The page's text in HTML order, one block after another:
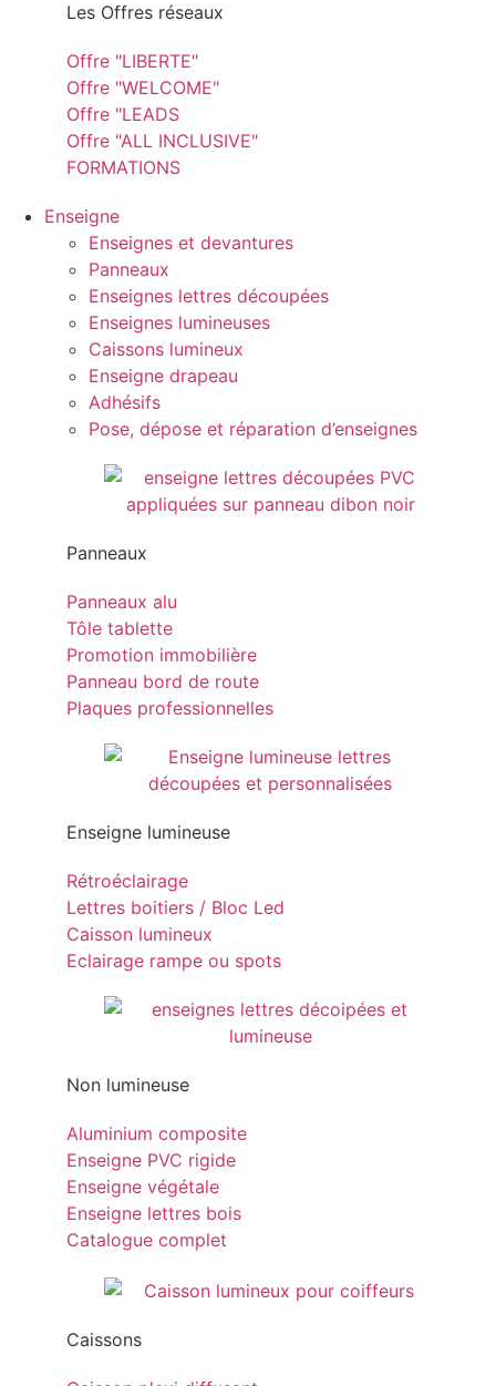
Les Offres réseaux
Offre "LIBERTE"
Offre "WELCOME"
Offre "LEADS
Offre "ALL INCLUSIVE"
FORMATIONS
Enseigne
Enseignes et devantures
Panneaux
Enseignes lettres découpées
Enseignes lumineuses
Caissons lumineux
Enseigne drapeau
Adhésifs
Pose, dépose et réparation d’enseignes
Panneaux
Panneaux alu
Tôle tablette
Promotion immobilière
Panneau bord de route
Plaques professionnelles
Enseigne lumineuse
Rétroéclairage
Lettres boitiers / Bloc Led
Caisson lumineux
Eclairage rampe ou spots
Non lumineuse
Aluminium composite
Enseigne PVC rigide
Enseigne végétale
Enseigne lettres bois
Catalogue complet
Caissons